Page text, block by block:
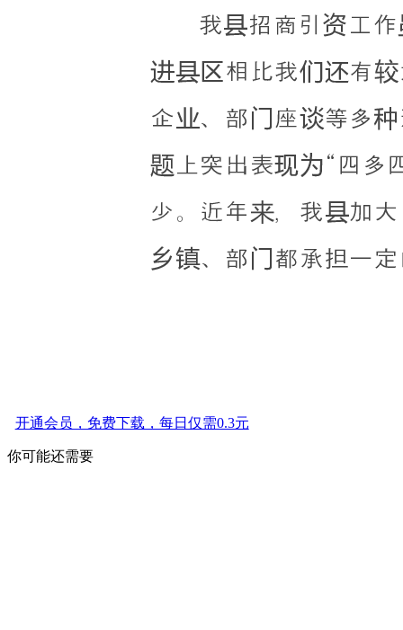
开通会员，免费下载，每日仅需0.3元
你可能还需要